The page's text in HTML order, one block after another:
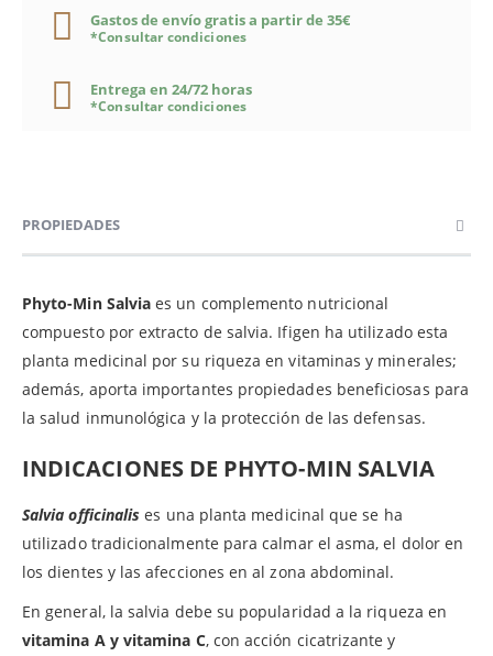
Gastos de envío gratis a partir de 35€
*Consultar condiciones
Entrega en 24/72 horas
*Consultar condiciones
PROPIEDADES
Phyto-Min Salviaes un complemento nutricional
compuesto por extracto de salvia. Ifigen ha utilizado esta
planta medicinal por su riqueza en vitaminas y minerales;
además, aporta importantes propiedades beneficiosas para
la salud inmunológica y la protección de las defensas.
INDICACIONES DE PHYTO-MIN SALVIA
Salvia officinalis es una planta medicinal que se ha
utilizado tradicionalmente para calmar el asma, el dolor en
los dientes y las afecciones en al zona abdominal.
En general, la salvia debe su popularidad a la riqueza en
vitamina A y vitamina C, con acción cicatrizante y